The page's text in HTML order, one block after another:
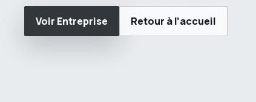
Voir Entreprise Retour à l’accueil